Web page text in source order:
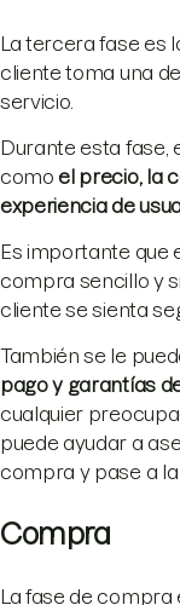
La tercera fase es
cliente toma una
servicio.
Durante esta fase,
como el precio, la
experiencia de
Es importante que
compra sencillo y
cliente se sienta
También se le
pago y garantías
cualquier
puede ayudar a
compra y pase a
Compra
La fase de compra